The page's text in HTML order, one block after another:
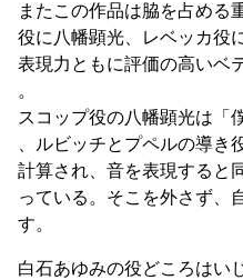
またこの作品は脇を占める
役に八幡顕光、レベッカ役
表現力ともに評価の高いベ
。
スコップ役の八幡顕光は「
、ルビッチとプペルの導
計算され、音を表現すると
っている。そこを外さず、
す。
白石あゆみの役どころはい